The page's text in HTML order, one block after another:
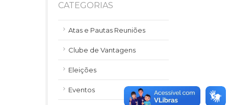
CATEGORIAS
Atas e Pautas Reuniões
Clube de Vantagens
Eleições
Eventos